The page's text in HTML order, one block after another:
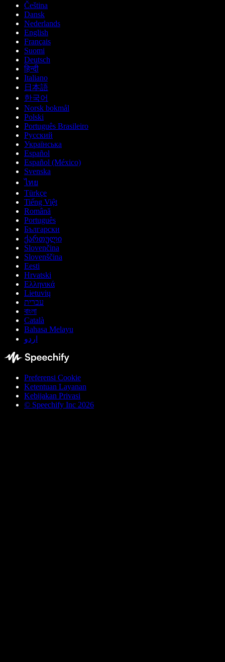
Čeština
Dansk
Nederlands
English
Français
Suomi
Deutsch
हिन्दी
Italiano
日本語
한국어
Norsk bokmål
Polski
Português Brasileiro
Русский
Українська
Español
Español (México)
Svenska
ไทย
Türkçe
Tiếng Việt
Română
Português
Български
ქართული
Slovenčina
Slovenščina
Eesti
Hrvatski
Ελληνικά
Lietuvių
עברית
বাংলা
Català
Bahasa Melayu
اردو
Preferensi Cookie
Ketentuan Layanan
Kebijakan Privasi
© Speechify Inc 2026